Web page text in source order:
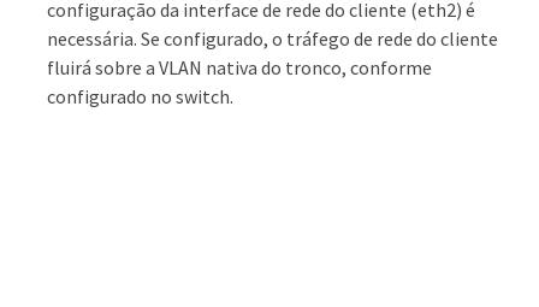
configuração da interface de rede do cliente (eth2) é
necessária. Se configurado, o tráfego de rede do cliente
fluirá sobre a VLAN nativa do tronco, conforme
configurado no switch.